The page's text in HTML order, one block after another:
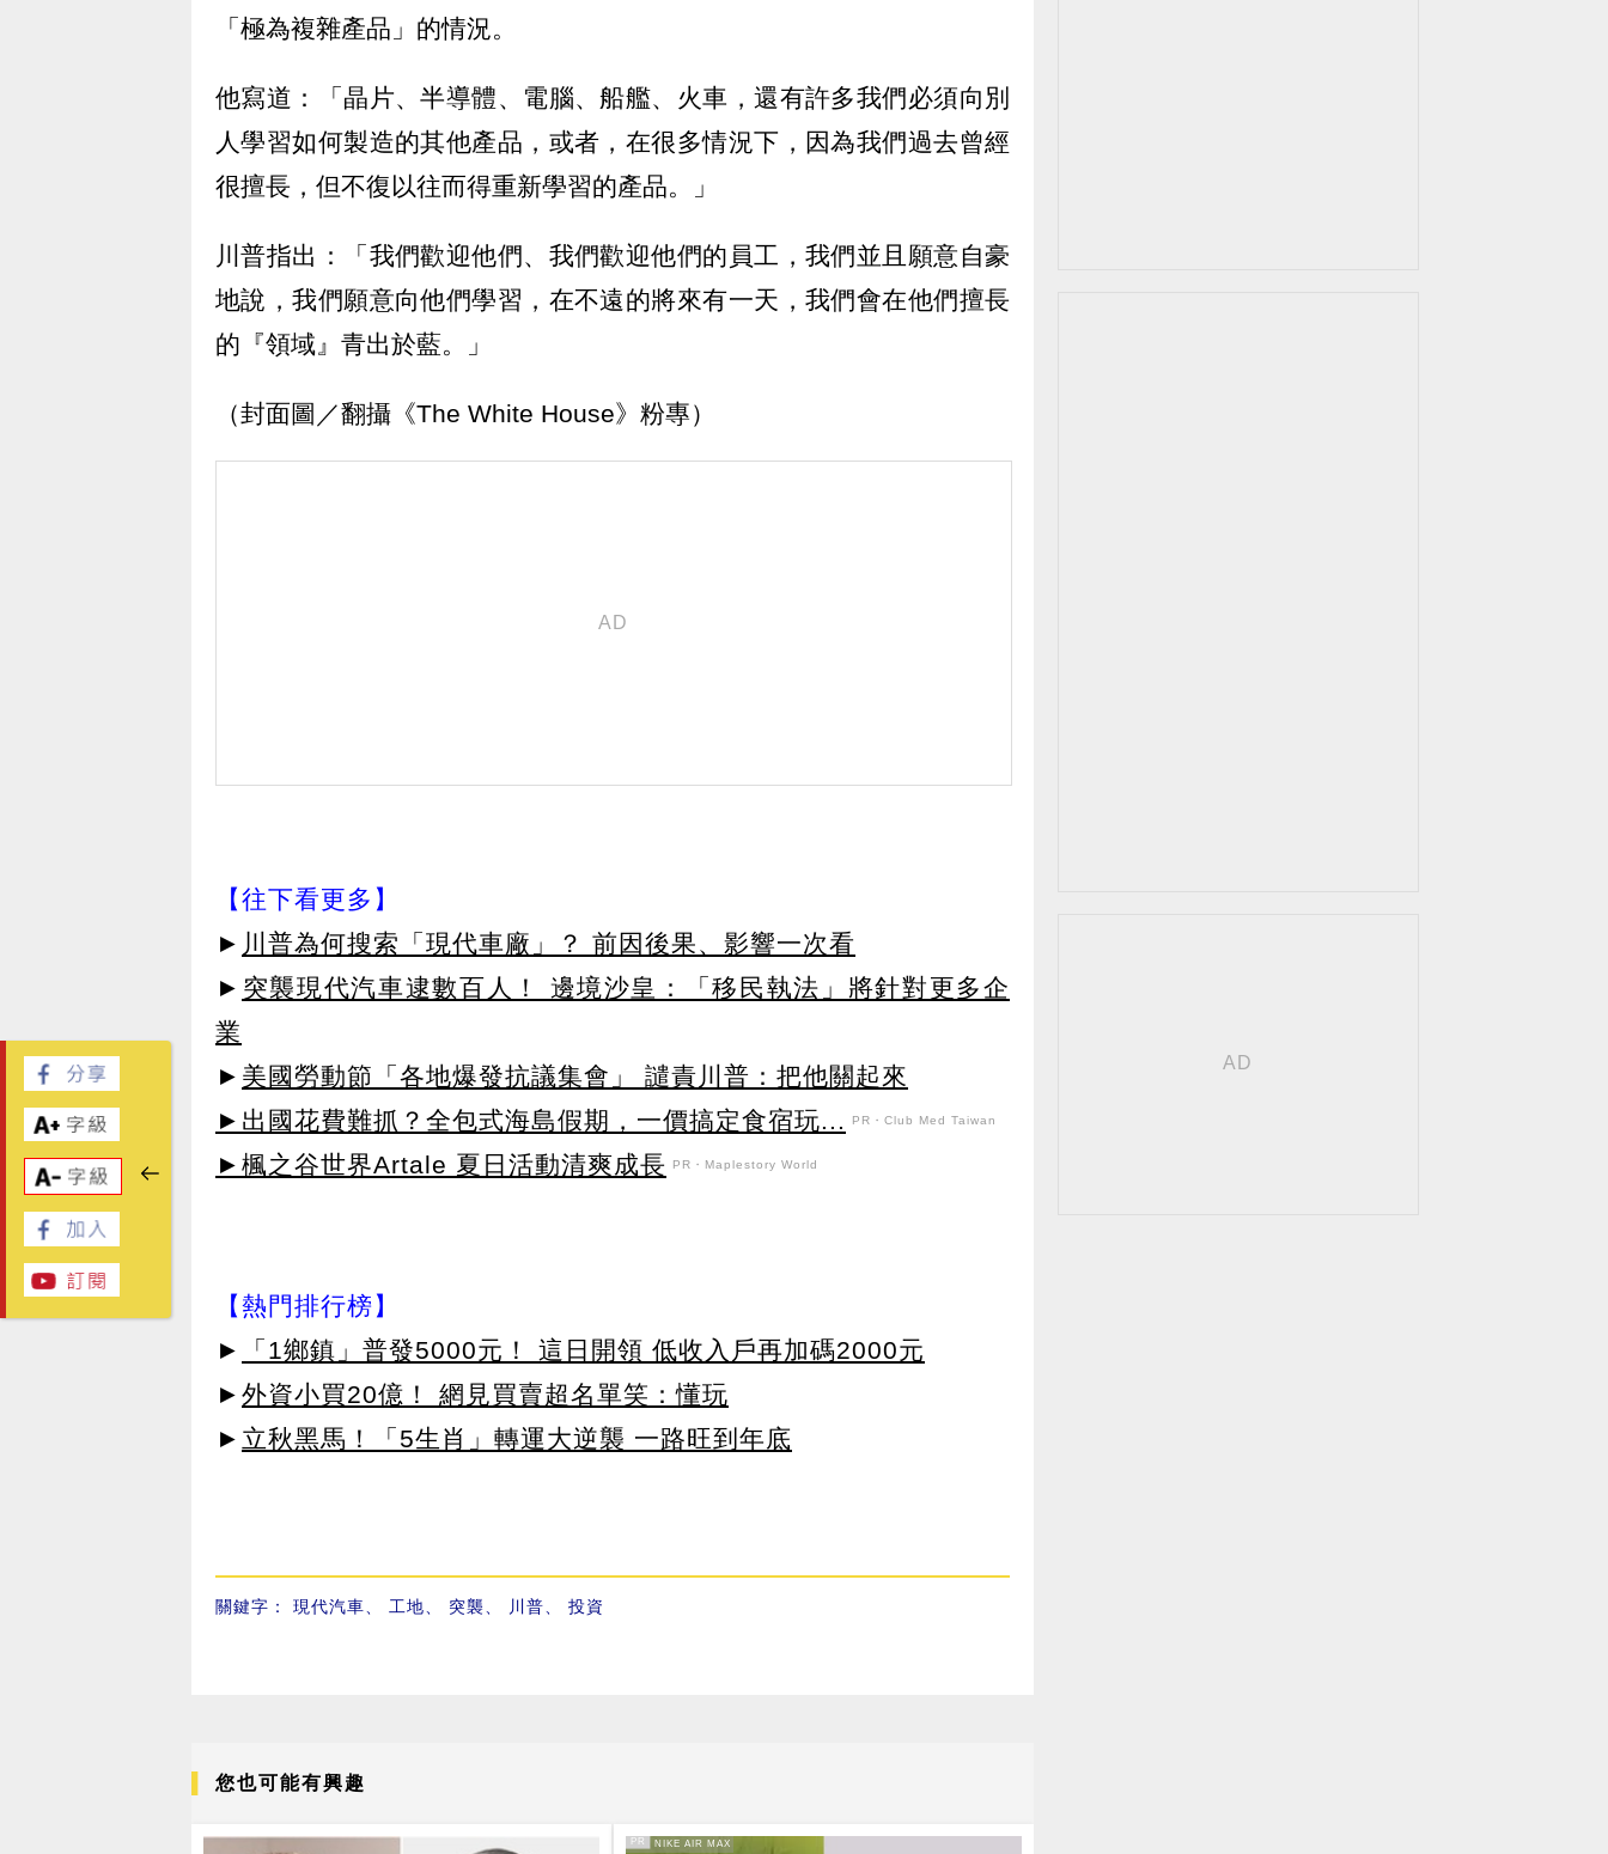
「極為複雜產品」的情況。
他寫道：「晶片、半導體、電腦、船艦、火車，還有許多我們必須向別
人學習如何製造的其他產品，或者，在很多情況下，因為我們過去曾經
很擅長，但不復以往而得重新學習的產品。」
川普指出：「我們歡迎他們、我們歡迎他們的員工，我們並且願意自豪
地說，我們願意向他們學習，在不遠的將來有一天，我們會在他們擅長
的『領域』青出於藍。」
（封面圖／翻攝《The White House》粉專）
【往下看更多】
► 川普為何搜索「現代車廠」？ 前因後果、影響一次看
► 突襲現代汽車逮數百人！ 邊境沙皇：「移民執法」將針對更多企
業
► 美國勞動節「各地爆發抗議集會」 譴責川普：把他關起來
►出國花費難抓？全包式海島假期，一價搞定食宿玩...
PR・Club Med Taiwan
►楓之谷世界Artale 夏日活動清爽成長 PR・Maplestory World
【熱門排行榜】
►
「1鄉鎮」普發5000元！ 這日開領 低收入戶再加碼2000元
► 外資小買20億！ 網見買賣超名單笑：懂玩
► 立秋黑馬！「5生肖」轉運大逆襲 一路旺到年底
關鍵字： 現代汽車 工地 突襲 川普 投資
您也可能有興趣
PR
PR・NIKE AIR MAX